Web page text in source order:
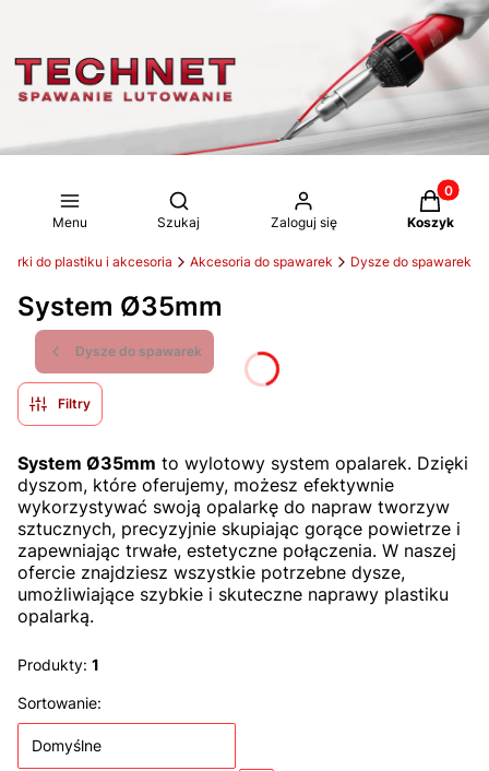
Menu
Otwórz wyszukiwarkę
Szukaj Zaloguj się Koszyk
do plastiku i akcesoria Akcesoria do spawarek Dysze do spawarek
System Ø35mm
Dysze do spawarek
Filtry
System Ø35mm to wylotowy system opalarek. Dzięki
dyszom, które oferujemy, możesz efektywnie
wykorzystywać swoją opalarkę do napraw tworzyw
sztucznych, precyzyjnie skupiając gorące powietrze i
zapewniając trwałe, estetyczne połączenia. W naszej
ofercie znajdziesz wszystkie potrzebne dysze,
umożliwiające szybkie i skuteczne naprawy plastiku
opalarką.
Produkty: 1
Lista produktów
Sortowanie:
Domyślne